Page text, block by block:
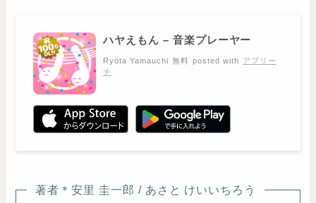
ハヤえもん – 音楽プレーヤー
Ryota Yamauchi 無料 posted with アプリー
チ
著者＊安里 圭一郎 / あさと けいいちろう